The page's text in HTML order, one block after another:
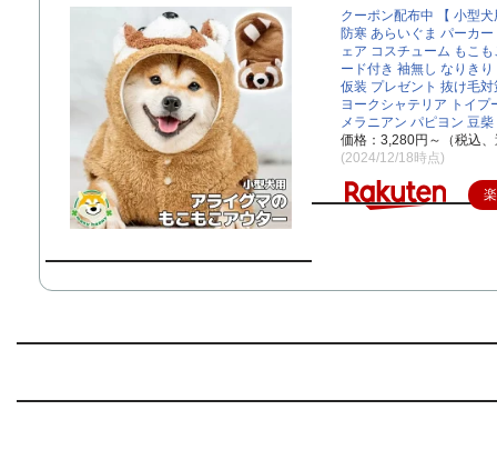
クーポン配布中 【 小型
防寒 あらいぐま パーカ
ェア コスチューム もこ
ード付き 袖無し なりき
仮装 プレゼント 抜け毛
ヨークシャテリア トイプ
メラニアン パピヨン 豆柴
価格：3,280円～（税込
(2024/12/18時点)